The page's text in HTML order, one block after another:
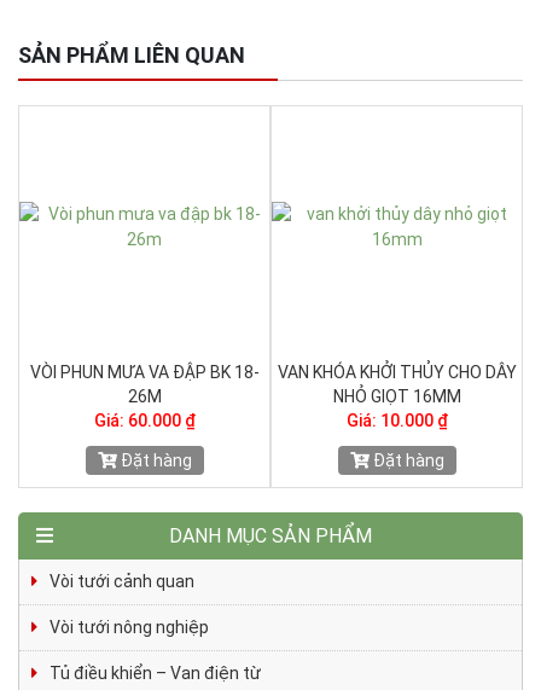
SẢN PHẨM LIÊN QUAN
DÂY
CÂY CẮM PHUN SƯƠNG CAO
Giá: 4.000 ₫
Đặt hàng
VÒI PHUN SƯƠNG 5 CÁNH
CAM
Giá: 25.000 ₫
Đặt hàng
DANH MỤC SẢN PHẨM
Vòi tưới cảnh quan
Vòi tưới nông nghiệp
Tủ điều khiển – Van điện từ